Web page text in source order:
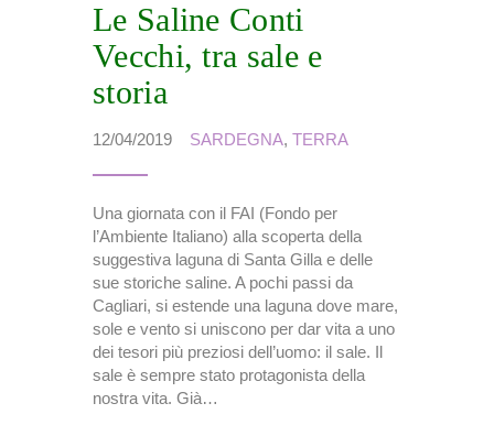
Le Saline Conti
Vecchi, tra sale e
storia
12/04/2019 SARDEGNA, TERRA
Una giornata con il FAI (Fondo per
l’Ambiente Italiano) alla scoperta della
suggestiva laguna di Santa Gilla e delle
sue storiche saline. A pochi passi da
Cagliari, si estende una laguna dove mare,
sole e vento si uniscono per dar vita a uno
dei tesori più preziosi dell’uomo: il sale. Il
sale è sempre stato protagonista della
nostra vita. Già…